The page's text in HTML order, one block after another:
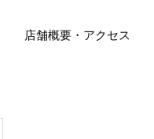
店舗概要・アクセス